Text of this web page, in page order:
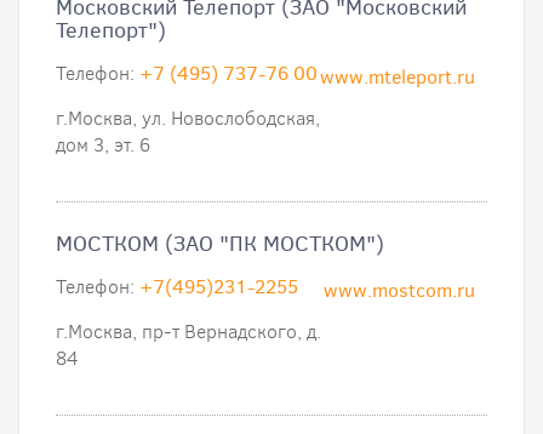
Московский Телепорт (ЗАО "Московский
Телепорт")
www.mteleport.ru
Телефон: +7 (495) 737-76 00
г.Москва, ул. Новослободская,
дом 3, эт. 6
МОСТКОМ (ЗАО "ПК МОСТКОМ")
www.mostcom.ru
Телефон: +7(495)231-2255
г.Москва, пр-т Вернадского, д.
84